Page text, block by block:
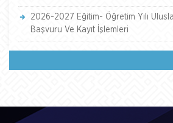
2026-2027 Eğitim- Öğretim Yılı
Başvuru Ve Kayıt İşlemleri